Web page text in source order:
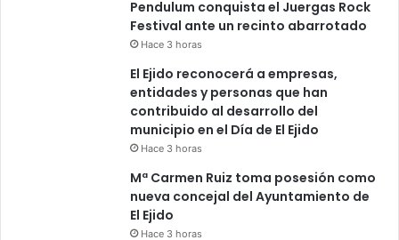
Pendulum conquista el Juergas Rock
Festival ante un recinto abarrotado
Hace 3 horas
El Ejido reconocerá a empresas,
entidades y personas que han
contribuido al desarrollo del
municipio en el Día de El Ejido
Hace 3 horas
Mª Carmen Ruiz toma posesión como
nueva concejal del Ayuntamiento de
El Ejido
Hace 3 horas